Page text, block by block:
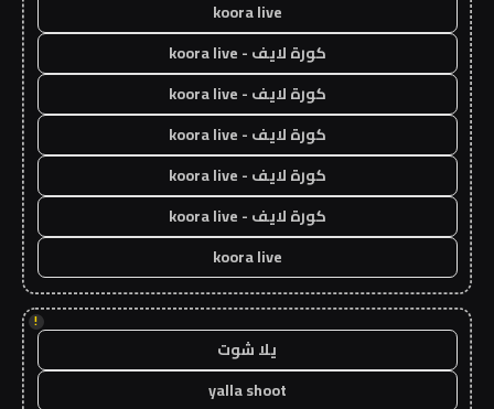
koora live
كورة لايف - koora live
كورة لايف - koora live
كورة لايف - koora live
كورة لايف - koora live
كورة لايف - koora live
koora live
!
يلا شوت
yalla shoot